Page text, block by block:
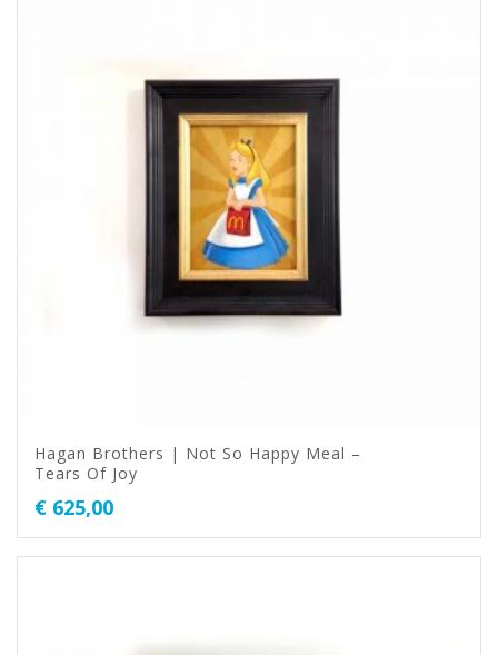
Hagan Brothers | Not So Happy Meal –
Tears Of Joy
€ 625,00